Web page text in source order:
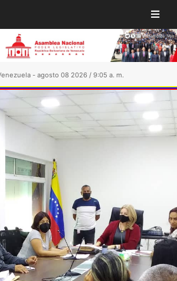
- agosto 08 2026 / 9:05 a. m.